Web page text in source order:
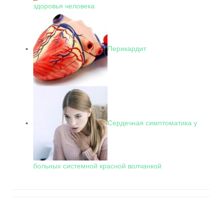
здоровья человека
Перикардит
Сердечная симптоматика у
больных системной красной волчанкой